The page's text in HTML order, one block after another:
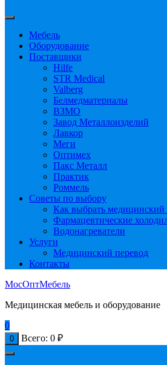
Мебель
Оборудование
Поставщики
Hilfe
STR Medical
Valberg
Белмедматериалы
ВЗМО
Завод Металлоизделий
Лавкор
Меги
Оптимех
Пакс Металл
Практик
Роммель
Советы по выбору
Как выбрать
Фармацевтические
Водонагреватели
Услуги
Медицинский перевод
Контакты
МосОптМебель
Медицинская мебель и оборудование
0
0 Всего: 0 ₽